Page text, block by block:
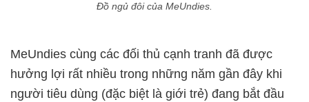
Đồ ngủ đôi của MeUndies.
MeUndies cùng các đối thủ cạnh tranh đã được
hưởng lợi rất nhiều trong những năm gần đây khi
người tiêu dùng (đặc biệt là giới trẻ) đang bắt đầu